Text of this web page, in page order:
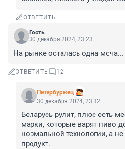
ОТВЕТИТЬ
Гость
30 декабря 2024, 23:23
На рынке осталась одна моча...
ОТВЕТИТЬ 12
Пeтербуржец
30 декабря 2024, 23:32
Беларусь рулит, плюс есть
марки, которые варят пиво
нормальной технологии, а
продукт.